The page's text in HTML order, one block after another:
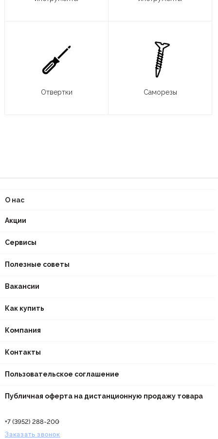
Отвертки Саморезы
О нас
Акции
Сервисы
Полезные советы
Вакансии
Как купить
Компания
Контакты
Пользовательское соглашение
Публичная оферта на дистанционную продажу товара
+7 (3952) 288-200
Заказать звонок